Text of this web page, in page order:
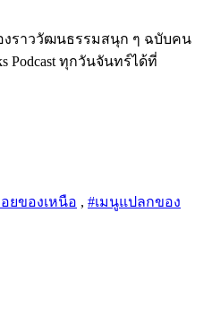
งราววัฒนธรรมสนุก ๆ ฉบับคน
Podcast ทุกวันจันทร์ได้ที่
ยของเหนือ , #เมนูแปลกของ